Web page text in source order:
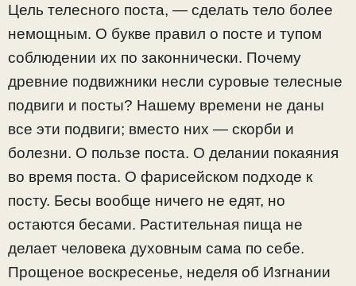
Цель телесного поста, — сделать тело более
немощным. О букве правил о посте и тупом
соблюдении их по законнически. Почему
древние подвижники несли суровые телесные
подвиги и посты? Нашему времени не даны
все эти подвиги; вместо них — скорби и
болезни. О пользе поста. О делании покаяния
во время поста. О фарисейском подходе к
посту. Бесы вообще ничего не едят, но
остаются бесами. Растительная пища не
делает человека духовным сама по себе.
Прощеное воскресенье, неделя об Изгнании